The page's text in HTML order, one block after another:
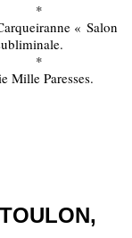
« Salon
Mille Paresses.